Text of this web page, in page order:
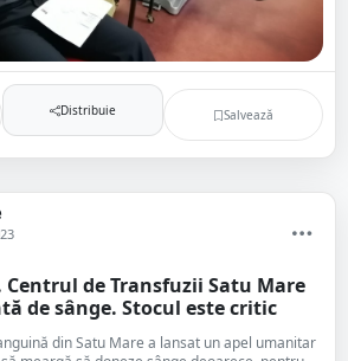
Distribuie Salvează
Centrul de Transfuzii Satu Mare
de sânge. Stocul este critic
din Satu Mare a lansat un apel umanitar